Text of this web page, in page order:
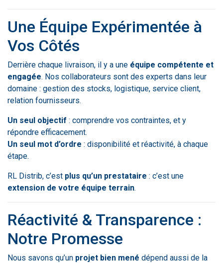
Une Équipe Expérimentée à
Vos Côtés
Derrière chaque livraison, il y a une équipe compétente et
engagée. Nos collaborateurs sont des experts dans leur
domaine : gestion des stocks, logistique, service client,
relation fournisseurs.
Un seul objectif : comprendre vos contraintes, et y
répondre efficacement.
Un seul mot d’ordre : disponibilité et réactivité, à chaque
étape.
RL Distrib, c’est plus qu’un prestataire : c’est une
extension de votre équipe terrain.
Réactivité & Transparence :
Notre Promesse
Nous savons qu’un projet bien mené dépend aussi de la